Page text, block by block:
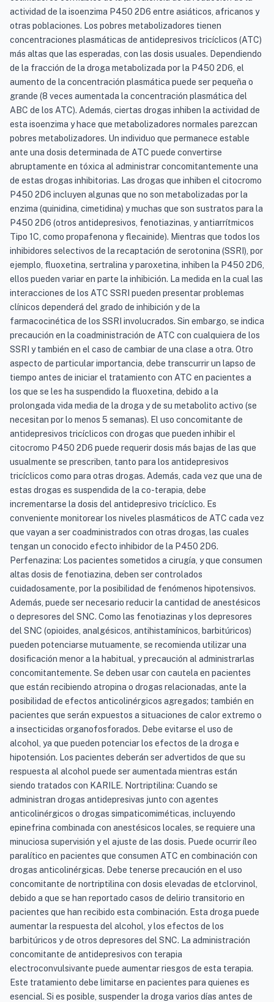
actividad de la isoenzima P450 2D6 entre asiáticos, africanos y
otras poblaciones. Los pobres metabolizadores tienen
concentraciones plasmáticas de antidepresivos tricíclicos (ATC)
más altas que las esperadas, con las dosis usuales. Dependiendo
de la fracción de la droga metabolizada por la P450 2D6, el
aumento de la concentración plasmática puede ser pequeña o
grande (8 veces aumentada la concentración plasmática del
ABC de los ATC). Además, ciertas drogas inhiben la actividad de
esta isoenzima y hace que metabolizadores normales parezcan
pobres metabolizadores. Un individuo que permanece estable
ante una dosis determinada de ATC puede convertirse
abruptamente en tóxica al administrar concomitantemente una
de estas drogas inhibitorias. Las drogas que inhiben el citocromo
P450 2D6 incluyen algunas que no son metabolizadas por la
enzima (quinidina, cimetidina) y muchas que son sustratos para la
P450 2D6 (otros antidepresivos, fenotiazinas, y antiarrítmicos
Tipo 1C, como propafenona y flecainide). Mientras que todos los
inhibidores selectivos de la recaptación de serotonina (SSRI), por
ejemplo, fluoxetina, sertralina y paroxetina, inhiben la P450 2D6,
ellos pueden variar en parte la inhibición. La medida en la cual las
interacciones de los ATC SSRI pueden presentar problemas
clínicos dependerá del grado de inhibición y de la
farmacocinética de los SSRI involucrados. Sin embargo, se indica
precaución en la coadministración de ATC con cualquiera de los
SSRI y también en el caso de cambiar de una clase a otra. Otro
aspecto de particular importancia, debe transcurrir un lapso de
tiempo antes de iniciar el tratamiento con ATC en pacientes a
los que se les ha suspendido la fluoxetina, debido a la
prolongada vida media de la droga y de su metabolito activo (se
necesitan por lo menos 5 semanas). El uso concomitante de
antidepresivos tricíclicos con drogas que pueden inhibir el
citocromo P450 2D6 puede requerir dosis más bajas de las que
usualmente se prescriben, tanto para los antidepresivos
tricíclicos como para otras drogas. Además, cada vez que una de
estas drogas es suspendida de la co-terapia, debe
incrementarse la dosis del antidepresivo tricíclico. Es
conveniente monitorear los niveles plasmáticos de ATC cada vez
que vayan a ser coadministrados con otras drogas, las cuales
tengan un conocido efecto inhibidor de la P450 2D6.
Perfenazina: Los pacientes sometidos a cirugía, y que consumen
altas dosis de fenotiazina, deben ser controlados
cuidadosamente, por la posibilidad de fenómenos hipotensivos.
Además, puede ser necesario reducir la cantidad de anestésicos
o depresores del SNC. Como las fenotiazinas y los depresores
del SNC (opioides, analgésicos, antihistamínicos, barbitúricos)
pueden potenciarse mutuamente, se recomienda utilizar una
dosificación menor a la habitual, y precaución al administrarlas
concomitantemente. Se deben usar con cautela en pacientes
que están recibiendo atropina o drogas relacionadas, ante la
posibilidad de efectos anticolinérgicos agregados; también en
pacientes que serán expuestos a situaciones de calor extremo o
a insecticidas organofosforados. Debe evitarse el uso de
alcohol, ya que pueden potenciar los efectos de la droga e
hipotensión. Los pacientes deberán ser advertidos de que su
respuesta al alcohol puede ser aumentada mientras están
siendo tratados con KARILE. Nortriptilina: Cuando se
administran drogas antidepresivas junto con agentes
anticolinérgicos o drogas simpaticomiméticas, incluyendo
epinefrina combinada con anestésicos locales, se requiere una
minuciosa supervisión y el ajuste de las dosis. Puede ocurrir íleo
paralítico en pacientes que consumen ATC en combinación con
drogas anticolinérgicas. Debe tenerse precaución en el uso
concomitante de nortriptilina con dosis elevadas de etclorvinol,
debido a que se han reportado casos de delirio transitorio en
pacientes que han recibido esta combinación. Esta droga puede
aumentar la respuesta del alcohol, y los efectos de los
barbitúricos y de otros depresores del SNC. La administración
concomitante de antidepresivos con terapia
electroconvulsivante puede aumentar riesgos de esta terapia.
Este tratamiento debe limitarse en pacientes para quienes es
esencial. Si es posible, suspender la droga varios días antes de